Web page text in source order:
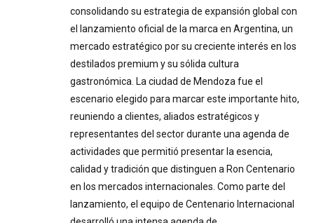
consolidando su estrategia de expansión global con
el lanzamiento oficial de la marca en Argentina, un
mercado estratégico por su creciente interés en los
destilados premium y su sólida cultura
gastronómica. La ciudad de Mendoza fue el
escenario elegido para marcar este importante hito,
reuniendo a clientes, aliados estratégicos y
representantes del sector durante una agenda de
actividades que permitió presentar la esencia,
calidad y tradición que distinguen a Ron Centenario
en los mercados internacionales. Como parte del
lanzamiento, el equipo de Centenario Internacional